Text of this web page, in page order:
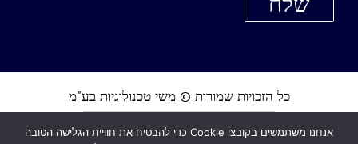
כל הזכויות שמורות © משי טכנולוגיות בע"מ
אנחנו משתמשים בקובצי Cookie כדי להבטיח את חוויית הגלישה הטובה